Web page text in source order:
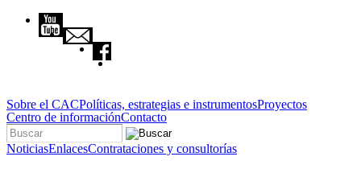
Pasar al contenido principal
Sobre el CACPolíticas, estrategias e instrumentosProyectos
Centro de informaciónContacto
Formulario de búsqueda
Buscar
NoticiasEnlacesContrataciones y consultorías